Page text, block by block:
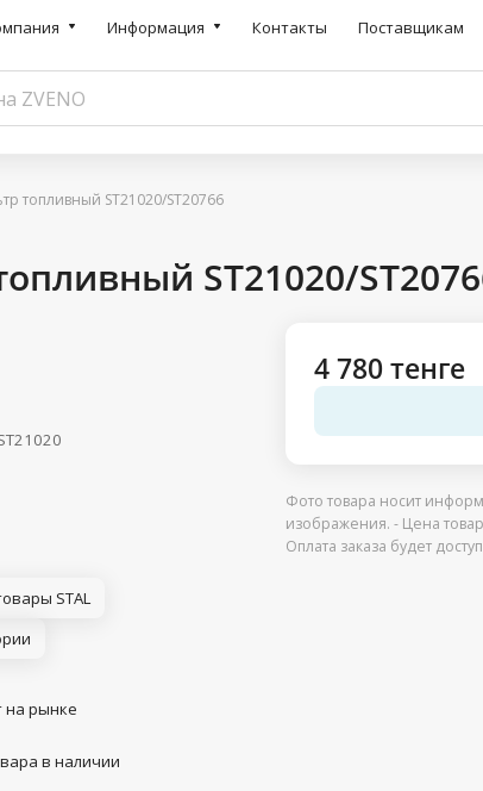
Информация Контакты Поставщикам
топливный ST21020/ST20766
ST21020/
STAL
на рынке
в наличии
4 780 тенге
Фото товара носит
изображения. - Цена
Оплата заказа будет